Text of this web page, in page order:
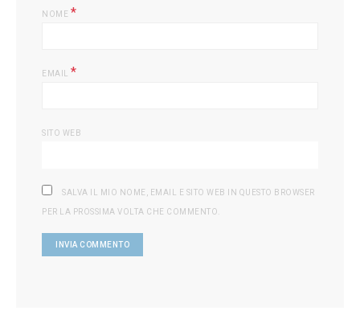
NOME *
EMAIL *
SITO WEB
SALVA IL MIO NOME, EMAIL E SITO WEB IN QUESTO BROWSER
PER LA PROSSIMA VOLTA CHE COMMENTO.